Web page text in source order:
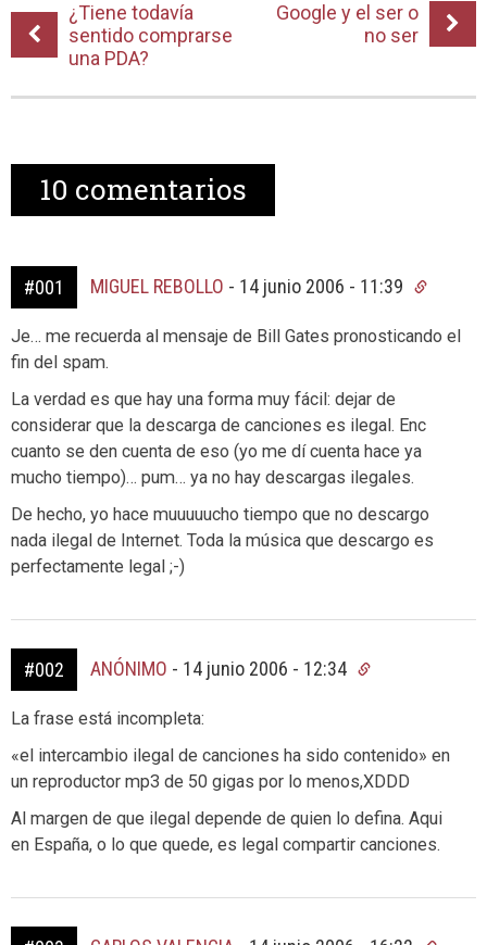
¿Tiene todavía
sentido comprarse
una PDA?
Google y el ser o
no ser
10 comentarios
#001 MIGUEL REBOLLO - 14 junio 2006 - 11:39
Je… me recuerda al mensaje de Bill Gates pronosticando el
fin del spam.
La verdad es que hay una forma muy fácil: dejar de
considerar que la descarga de canciones es ilegal. Enc
cuanto se den cuenta de eso (yo me dí cuenta hace ya
mucho tiempo)… pum… ya no hay descargas ilegales.
De hecho, yo hace muuuuucho tiempo que no descargo
nada ilegal de Internet. Toda la música que descargo es
perfectamente legal ;-)
#002 ANÓNIMO - 14 junio 2006 - 12:34
La frase está incompleta:
«el intercambio ilegal de canciones ha sido contenido» en
un reproductor mp3 de 50 gigas por lo menos,XDDD
Al margen de que ilegal depende de quien lo defina. Aqui
en España, o lo que quede, es legal compartir canciones.